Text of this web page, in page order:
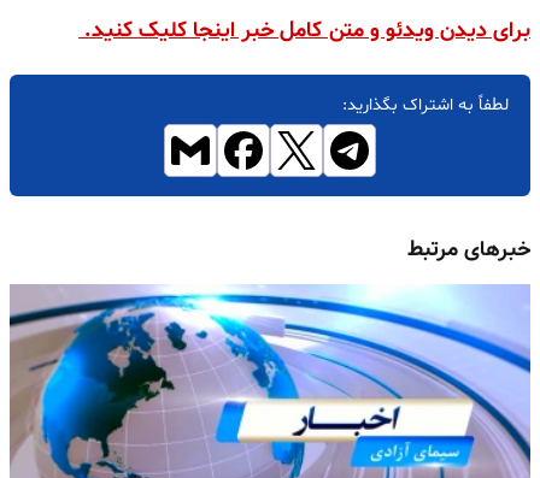
برای دیدن ویدئو و متن کامل خبر اینجا کلیک کنید.
لطفاً به اشتراک بگذارید:
خبرهای مرتبط